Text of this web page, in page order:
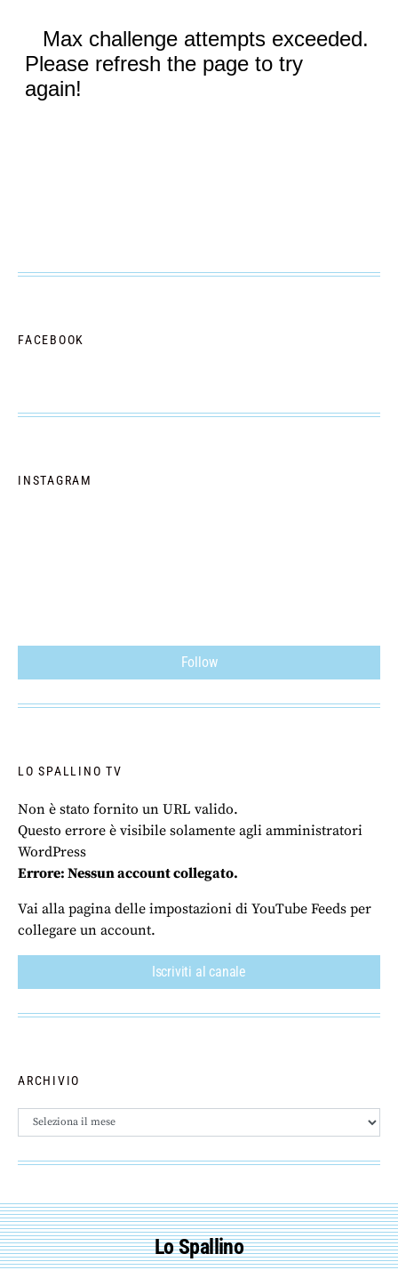
FACEBOOK
INSTAGRAM
Follow
LO SPALLINO TV
Non è stato fornito un URL valido.
Questo errore è visibile solamente agli amministratori
WordPress
Errore: Nessun account collegato.
Vai alla pagina delle impostazioni di YouTube Feeds per
collegare un account.
Iscriviti al canale
ARCHIVIO
Archivio
Lo Spallino